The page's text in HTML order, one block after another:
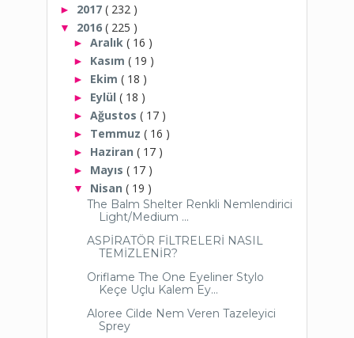
► 2017 ( 232 )
▼ 2016 ( 225 )
► Aralık ( 16 )
► Kasım ( 19 )
► Ekim ( 18 )
► Eylül ( 18 )
► Ağustos ( 17 )
► Temmuz ( 16 )
► Haziran ( 17 )
► Mayıs ( 17 )
▼ Nisan ( 19 )
The Balm Shelter Renkli Nemlendirici
Light/Medium ...
ASPİRATÖR FİLTRELERİ NASIL
TEMİZLENİR?
Oriflame The One Eyeliner Stylo
Keçe Uçlu Kalem Ey...
Aloree Cilde Nem Veren Tazeleyici
Sprey